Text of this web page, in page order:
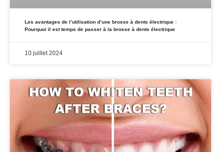
Les avantages de l’utilisation d’une brosse à dents électrique :
Pourquoi il est temps de passer à la brosse à dents électrique
10 juillet 2024